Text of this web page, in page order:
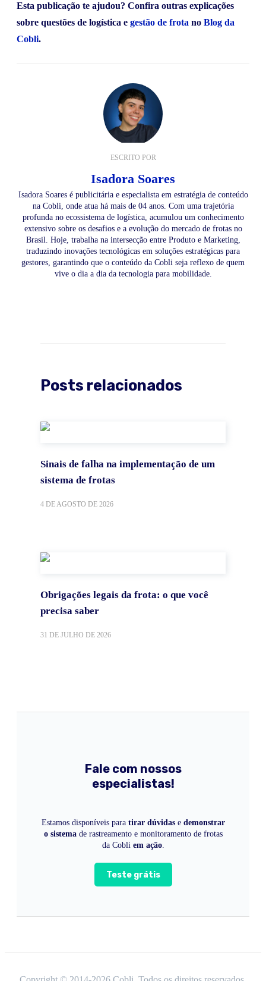
Esta publicação te ajudou? Confira outras explicações
sobre questões de logística e gestão de frota no Blog da
Cobli.
ESCRITO POR
Isadora Soares
Isadora Soares é publicitária e especialista em estratégia de conteúdo
na Cobli, onde atua há mais de 04 anos. Com uma trajetória
profunda no ecossistema de logística, acumulou um conhecimento
extensivo sobre os desafios e a evolução do mercado de frotas no
Brasil. Hoje, trabalha na intersecção entre Produto e Marketing,
traduzindo inovações tecnológicas em soluções estratégicas para
gestores, garantindo que o conteúdo da Cobli seja reflexo de quem
vive o dia a dia da tecnologia para mobilidade.
Posts relacionados
Sinais de falha na implementação de um
sistema de frotas
4 DE AGOSTO DE 2026
Obrigações legais da frota: o que você
precisa saber
31 DE JULHO DE 2026
Fale com nossos
especialistas!
Estamos disponíveis para tirar dúvidase demonstrar
o sistemade rastreamento e monitoramento de frotas
da Cobli em ação.
Teste grátis